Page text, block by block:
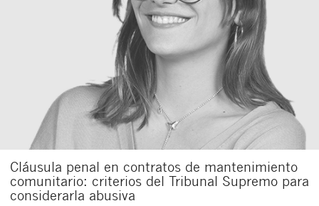
Cláusula penal en contratos de mantenimiento
comunitario: criterios del Tribunal Supremo para
considerarla abusiva